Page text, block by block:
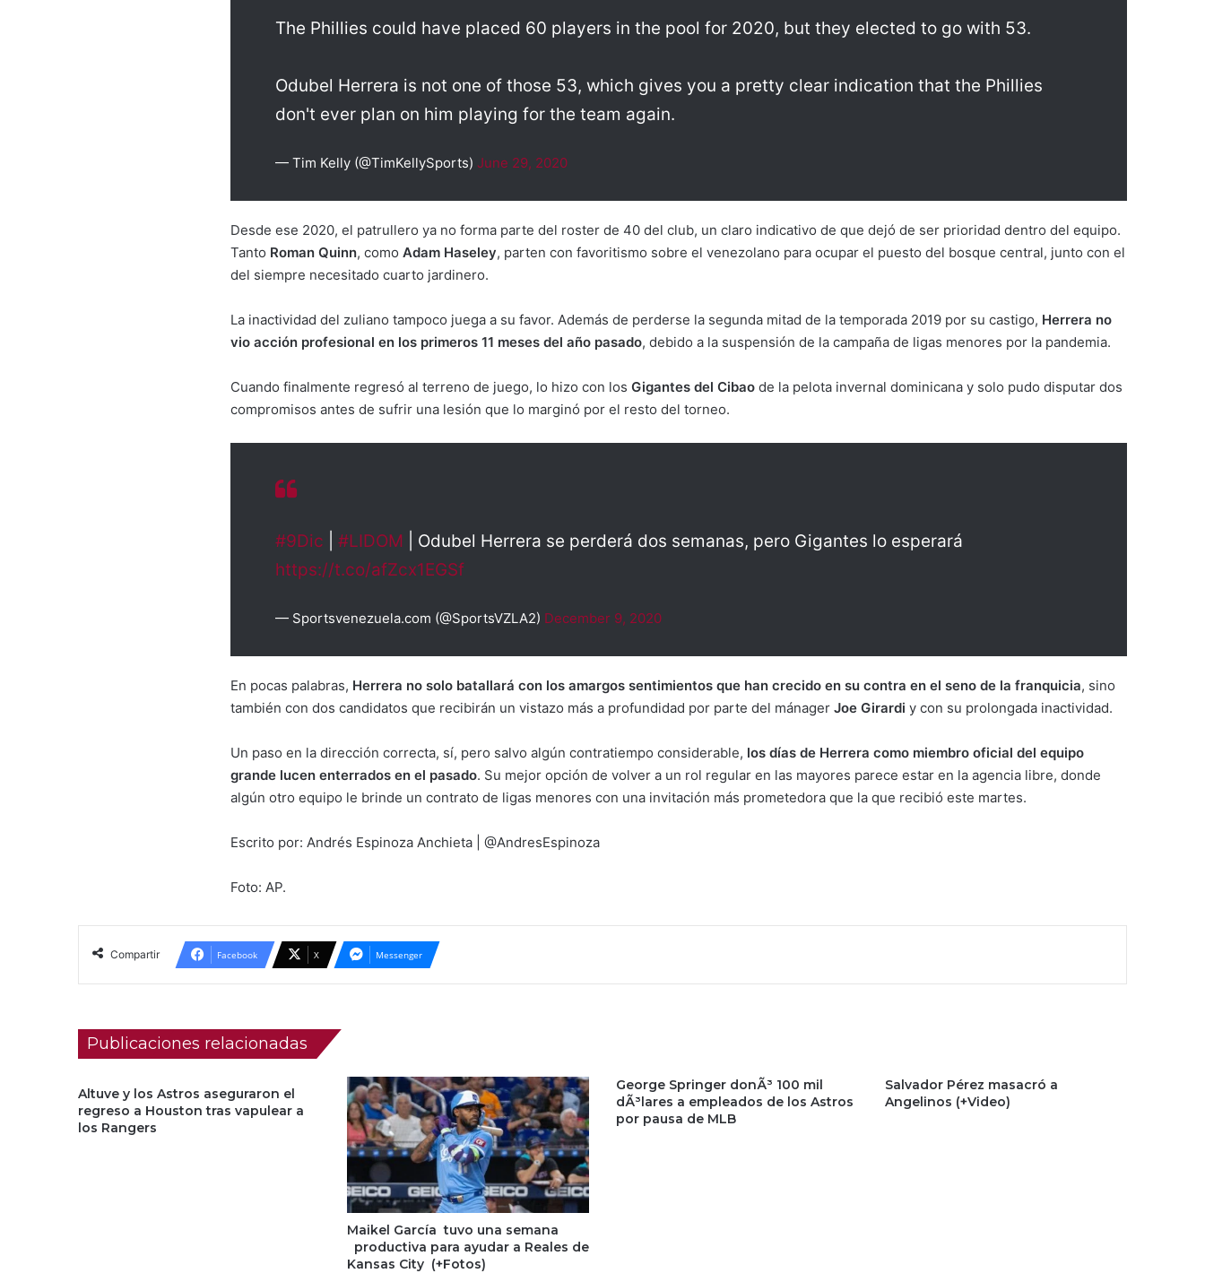
The Phillies could have placed 60 players in the pool for 2020, but they elected to go with 53.
Odubel Herrera is not one of those 53, which gives you a pretty clear indication that the Phillies
don't ever plan on him playing for the team again.
— Tim Kelly (@TimKellySports) June 29, 2020
Desde ese 2020, el patrullero ya no forma parte del roster de 40 del club, un claro indicativo de que dejó de ser prioridad dentro del equipo.
Tanto Roman Quinn, como Adam Haseley, parten con favoritismo sobre el venezolano para ocupar el puesto del bosque central, junto con el
del siempre necesitado cuarto jardinero.
La inactividad del zuliano tampoco juega a su favor. Además de perderse la segunda mitad de la temporada 2019 por su castigo, Herrera no
vio acción profesional en los primeros 11 meses del año pasado, debido a la suspensión de la campaña de ligas menores por la pandemia.
Cuando finalmente regresó al terreno de juego, lo hizo con los Gigantes del Cibao de la pelota invernal dominicana y solo pudo disputar dos
compromisos antes de sufrir una lesión que lo marginó por el resto del torneo.
#9Dic #LIDOM | Odubel Herrera se perderá dos semanas, pero Gigantes lo esperará
https://t.co/afZcx1EGSf
— Sportsvenezuela.com (@SportsVZLA2) December 9, 2020
En pocas palabras, Herrera no solo batallará con los amargos sentimientos que han crecido en su contra en el seno de la franquicia, sino
también con dos candidatos que recibirán un vistazo más a profundidad por parte del mánager Joe Girardi y con su prolongada inactividad.
Un paso en la dirección correcta, sí, pero salvo algún contratiempo considerable, los días de Herrera como miembro oficial del equipo
grande lucen enterrados en el pasado. Su mejor opción de volver a un rol regular en las mayores parece estar en la agencia libre, donde
algún otro equipo le brinde un contrato de ligas menores con una invitación más prometedora que la que recibió este martes.
Escrito por: Andrés Espinoza Anchieta | @AndresEspinoza
Foto: AP.
Compartir Facebook X Messenger
Publicaciones relacionadas
Altuve y los Astros aseguraron el
regreso a Houston tras vapulear a
los Rangers
Maikel García tuvo una semana
productiva para ayudar a Reales de
Kansas City (+Fotos)
George Springer donÃ³ 100 mil
dÃ³lares a empleados de los Astros
por pausa de MLB
Salvador Pérez masacró a
Angelinos (+Video)